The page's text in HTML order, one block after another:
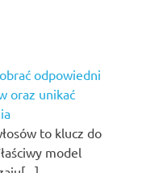
odpowiedni
oraz unikać
to klucz do
model